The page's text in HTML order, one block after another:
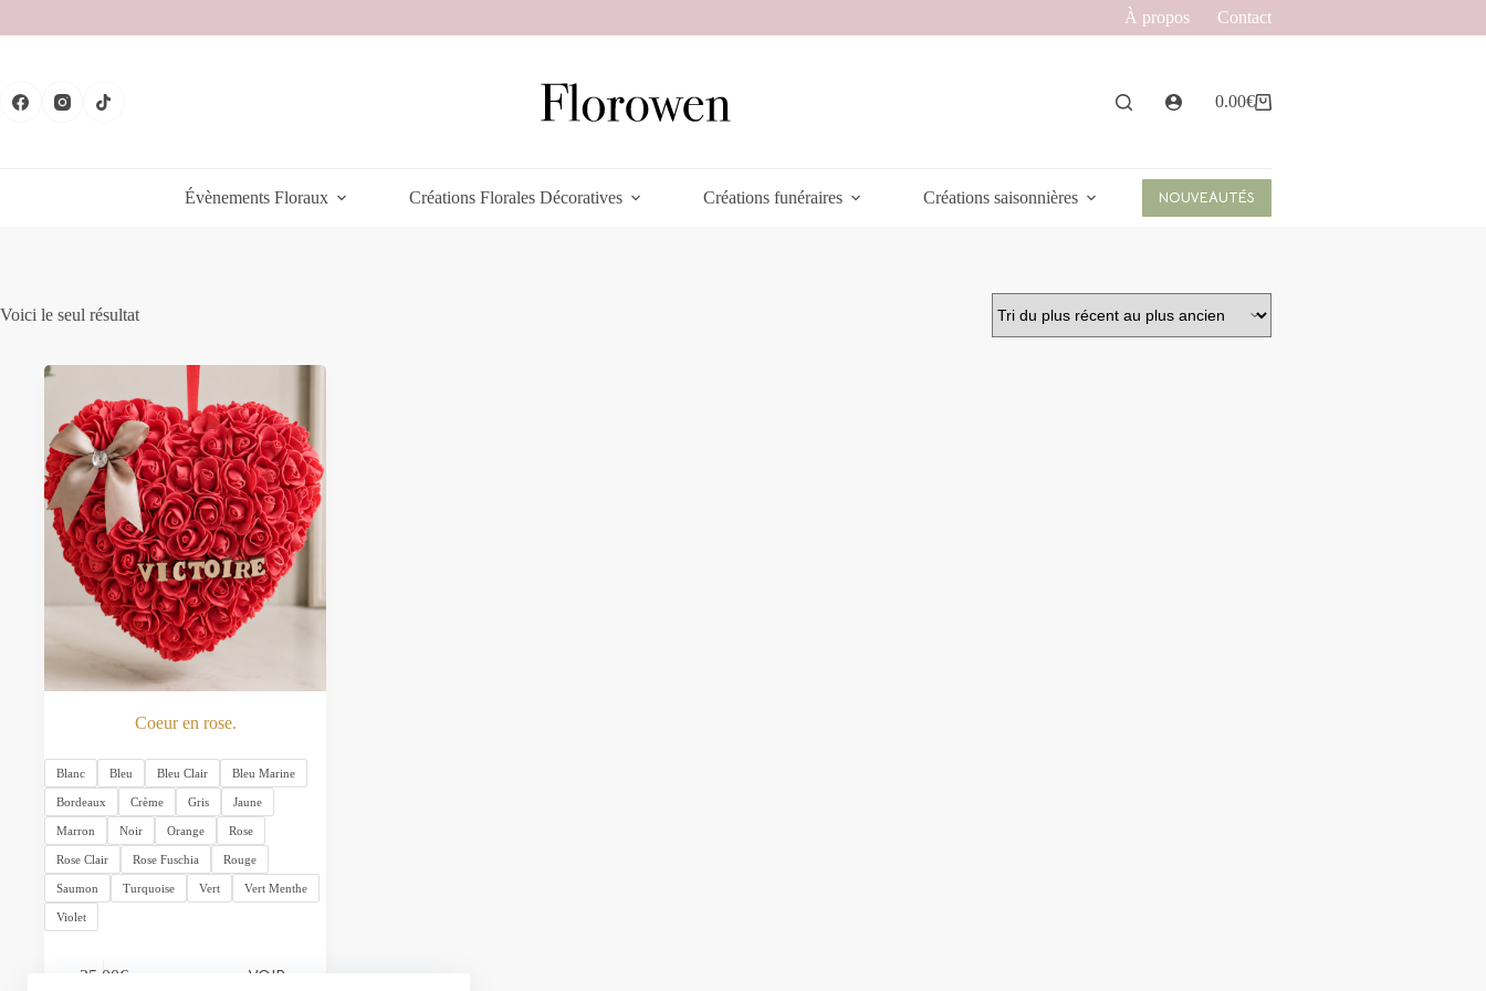
À propos Contact
Panier
0.00€
Évènements Floraux Créations Florales Décoratives Créations funéraires Créations saisonnières NOUVEAUTÉS
Voici le seul résultat
Coeur en rose.
Blanc Bleu Bleu Clair Bleu Marine
Bordeaux Crème Gris Jaune
Marron Noir Orange Rose
Rose Clair Rose Fuschia Rouge
Saumon Turquoise Vert Vert Menthe
Violet
35.00€ VOIR